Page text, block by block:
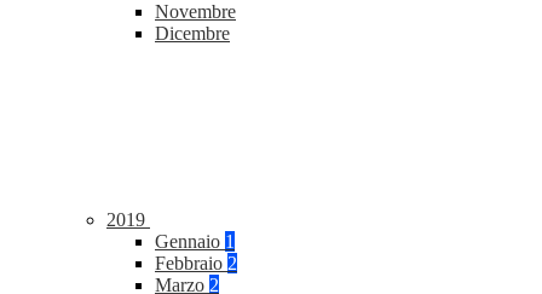
Novembre
Dicembre
2019
Gennaio 1
Febbraio 2
Marzo 2